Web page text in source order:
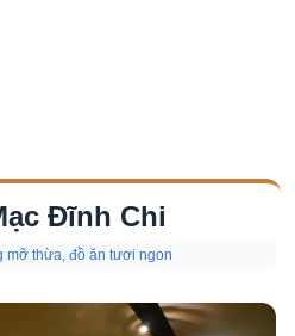
Đĩnh Chi
mỡ thừa, đồ ăn tươi ngon